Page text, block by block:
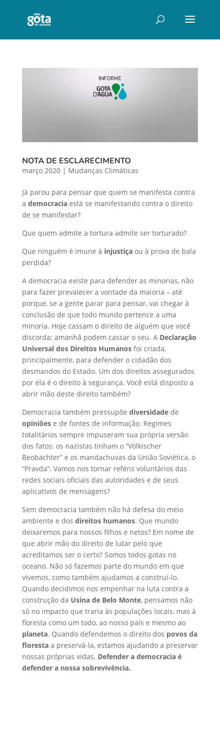
NOTA DE ESCLARECIMENTO
março 2020| Mudanças Climáticas
Já parou para pensar que quem se manifesta contra
a democraciaestá se manifestando contra o direito
de se manifestar?
Que quem admite a tortura admite ser torturado?
Que ninguém é imune à injustiçaou à prova de bala
perdida?
A democracia existe para defender as minorias, não
para fazer prevalecer a vontade da maioria – até
porque, se a gente parar para pensar, vai chegar à
conclusão de que todo mundo pertence a uma
minoria. Hoje cassam o direito de alguém que você
discorda; amanhã podem cassar o seu. A Declaração
Universal dos Direitos Humanosfoi criada,
principalmente, para defender o cidadão dos
desmandos do Estado. Um dos direitos assegurados
por ela é o direito à segurança. Você está disposto a
abrir mão deste direito também?
Democracia também pressupõe diversidadede
opiniõese de fontes de informação. Regimes
totalitários sempre impuseram sua própria versão
dos fatos: os nazistas tinham o “Völkischer
Beobachter” e os mandachuvas da União Soviética, o
“Pravda”. Vamos nos tornar reféns voluntários das
redes sociais oficiais das autoridades e de seus
aplicativos de mensagens?
Sem democracia também não há defesa do meio
ambiente e dos direitos humanos. Que mundo
deixaremos para nossos filhos e netos? Em nome de
que abrir mão do direito de lutar pelo que
acreditamos ser o certo? Somos todos gotas no
oceano. Não só fazemos parte do mundo em que
vivemos, como também ajudamos a construí-lo.
Quando decidimos nos empenhar na luta contra a
construção da Usina de Belo Monte, pensamos não
só no impacto que traria às populações locais, mas à
floresta como um todo, ao nosso país e mesmo ao
planeta. Quando defendemos o direito dos povos da
florestaa preservá-la, estamos ajudando a preservar
nossas próprias vidas. Defender a democracia é
defender a nossa sobrevivência.